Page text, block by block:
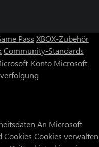
Pass XBOX-Zubehör
Community-Standards
Konto Microsoft
An Microsoft
Cookies Cookies verwalten